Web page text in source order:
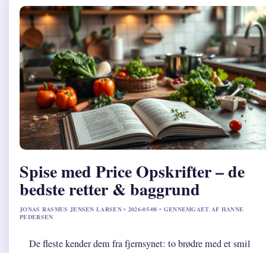
Spise med Price Opskrifter – de
bedste retter & baggrund
JONAS RASMUS JENSEN LARSEN • 2026-05-08 • GENNEMGAET AF HANNE
PEDERSEN
De fleste kender dem fra fjernsynet: to brødre med et smil